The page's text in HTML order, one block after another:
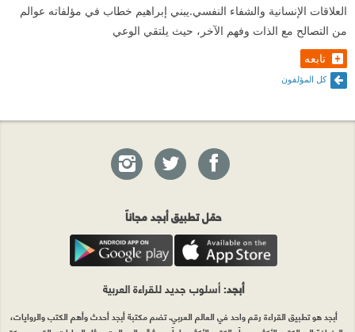
العلاقات الإنسانية والشفاء النفسي.يبني إبراهيم خطاب في مؤلفاته عوالم
من التصالح مع الذات وفهم الآخر، حيث يلتقي الوعي
تابعه
كل المؤلفون
حمّل تطبيق أبجد مجاناً
أبجد: أسلوب جديد للقراءة العربية
أبجد هو تطبيق القراءة رقم واحد في العالم العربي. تضم مكتبة أبجد أحدث وأهم الكتب والروايات،